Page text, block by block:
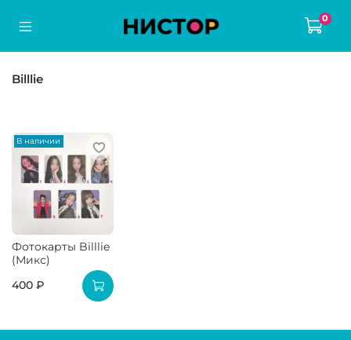
0
Billlie
В наличии
Фотокарты Billlie
(Микс)
400 ₽